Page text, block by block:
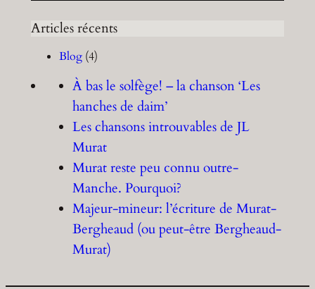
Articles récents
Blog(4)
À bas le solfège! – la chanson ‘Les
hanches de daim’
Les chansons introuvables de JL
Murat
Murat reste peu connu outre-
Manche. Pourquoi?
Majeur-mineur: l’écriture de Murat-
Bergheaud (ou peut-être Bergheaud-
Murat)